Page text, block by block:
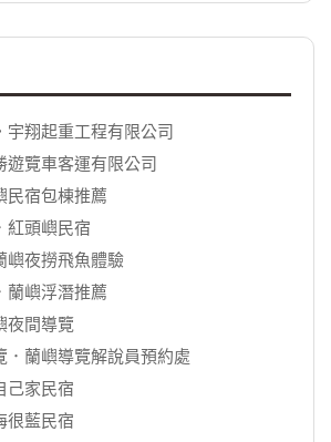
翔起重工程有限公司
覽車客運有限公司
民宿包棟推薦
紅頭嶼民宿
嶼夜撈飛魚體驗
蘭嶼浮潛推薦
夜間導覽
．蘭嶼導覽解說員預約處
己家民宿
很藍民宿